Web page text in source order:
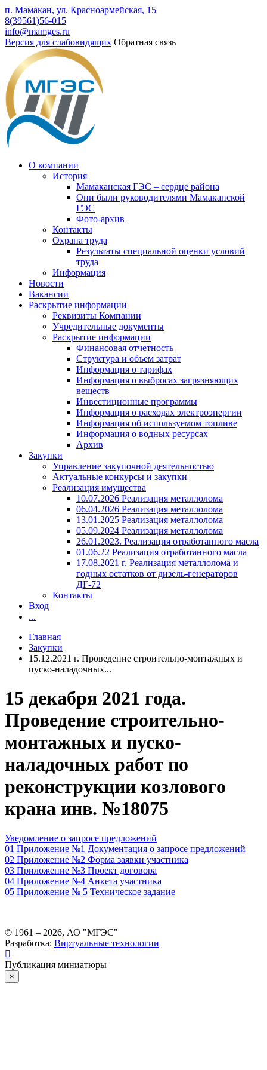
п. Мамакан, ул. Красноармейская, 15
8(39561)56-015
info@mamges.ru
Версия для слабовидящих Обратная связь
О компании
История
Мамаканская ГЭС – сердце района
Они были руководителями Мамаканской
ГЭС
Фото-архив
Контакты
Охрана труда
Результаты специальной оценки условий
труда
Информация
Новости
Вакансии
Раскрытие информации
Реквизиты Компании
Учредительные документы
Раскрытие информации
Финансовая отчетность
Структура и объем затрат
Информация о тарифах
Информация о выбросах загрязняющих
веществ
Инвестиционные программы
Информация о расходах электроэнергии
Информация об используемом топливе
Информация о водных ресурсах
Архив
Закупки
Управление закупочной деятельностью
Актуальные конкурсы и закупки
Реализация имущества
10.07.2026 Реализация металлолома
06.04.2026 Реализация металлолома
13.01.2025 Реализация металлолома
05.09.2024 Реализация металлолома
26.01.2023. Реализация отработанного масла
01.06.22 Реализация отработанного масла
17.08.2021 г. Реализация металлолома и
годных остатков от дизель-генераторов
ДГ-72
Контакты
Вход
...
Главная
Закупки
15.12.2021 г. Проведение строительно-монтажных и
пуско-наладочных...
15 декабря 2021 года.
Проведение строительно-
монтажных и пуско-
наладочных работ по
реконструкции козлового
крана инв. №18075
Уведомление о запросе предложений
01 Приложение №1 Документация о запросе предложений
02 Приложение №2 Форма заявки участника
03 Приложение №3 Проект договора
04 Приложение №4 Анкета участника
05 Приложение № 5 Техническое задание
© 1961 – 2026, АО "МГЭС"
Разработка: Виртуальные технологии
Публикация миниатюры
×